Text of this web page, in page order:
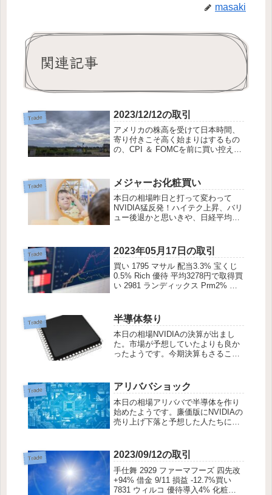
masaki
関連記事
Trade 2023/12/12の取引
アメリカの株高を受けて日本時間、
寄り付きこそ高く始まりはするもの
の、CPI ＆ FOMCを前に買い控え優
舞 8934 サンフロンティア不動産
(冬)好決算 ホテル割引 PER6...
Trade メジャーお化粧買い
本日の相場昨日と打って変わって
NVIDIA猛反発！ハイテク上昇、バリ
ュー後退かと思いきや、日経平均が
倍数月の時、SQはメジャーSQと言
うように、お化粧買いにもメジャー
お化粧買い...
Trade 2023年05月17日の取引
買い 1795 マサル 配当3.3% 宝くじ
0.5% Rich 優待 平均3278円で取得買
い 2981 ランディックス Prm2% 配
上ぶれ 強気...
Trade 半導体祭り
本日の相場NVIDIAの決算が出まし
た。市場が予想していたよりも良か
ったようです。今期決算もさること
ど売れるといったことでしょうか。
それを受けて日本市場でも半導体関
連がにぎわ...
Trade アリババショック
本日の相場アリババで半導体を作り
始めたようです。廉価版にNVIDIAの
売り上げ下落と予想した人たちに売
軒並み、半導体関連は売り込まれた
ようです。ただ、中華AIがどこまで
アメ...
Trade 2023/09/12の取引
手仕舞 2929 ファーマフーズ 四先改
+94% 借金 9/11 損益 -12.7%買い
7831 ウィルコ 優待導入4% 化粧品